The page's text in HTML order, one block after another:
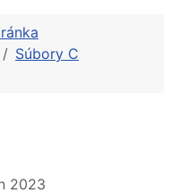
Súbory C
2023